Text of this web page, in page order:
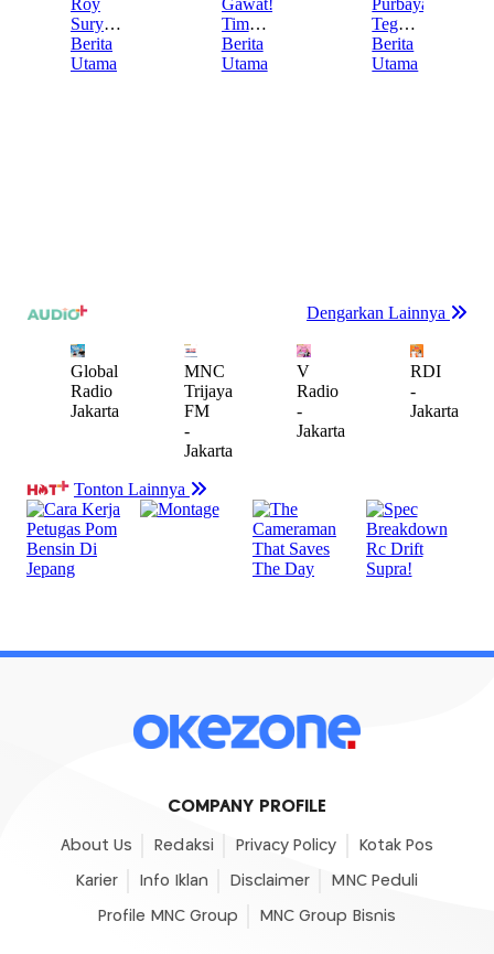
COMPANY PROFILE
About Us Redaksi Privacy Policy Kotak Pos
Karier Info Iklan Disclaimer MNC Peduli
Profile MNC Group MNC Group Bisnis